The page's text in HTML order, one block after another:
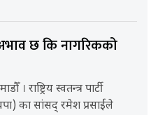
अभाव छ कि नागरिकको
। राष्ट्रिय स्वतन्त्र पार्टी
का सांसद् रमेश प्रसाईंले